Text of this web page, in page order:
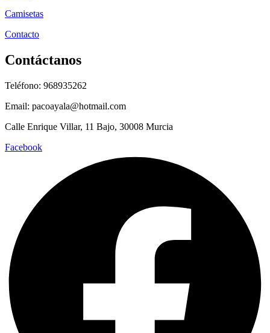
Camisetas
Contacto
Contáctanos
Teléfono: 968935262
Email: pacoayala@hotmail.com
Calle Enrique Villar, 11 Bajo, 30008 Murcia
Facebook